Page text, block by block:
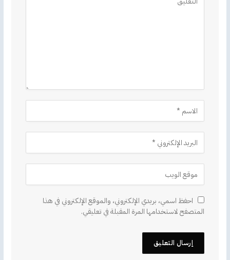
احفظ اسمي، بريدي الإلكتروني، والموقع الإلكتروني في هذا
المتصفح لاستخدامها المرة المقبلة في تعليقي.